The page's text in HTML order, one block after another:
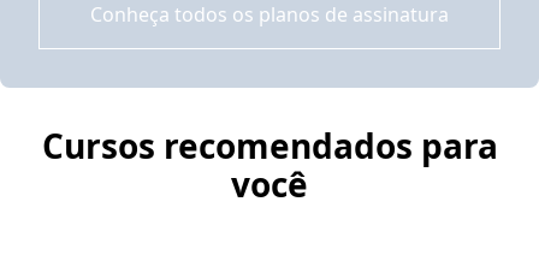
Conheça todos os planos de assinatura
Cursos recomendados para
você